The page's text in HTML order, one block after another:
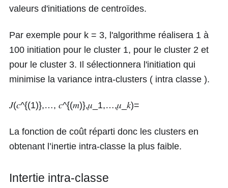
valeurs d'initiations de centroïdes.
Par exemple pour k = 3, l'algorithme réalisera 1 à
100 initiation pour le cluster 1, pour le cluster 2 et
pour le cluster 3. Il sélectionnera l'initiation qui
minimise la variance intra-clusters ( intra classe ).
𝐽(𝑐^{(1)},…, 𝑐^{(𝑚)},𝜇_1,…,𝜇_𝑘)=
La fonction de coût réparti donc les clusters en
obtenant l’inertie intra-classe la plus faible.
Intertie intra-classe